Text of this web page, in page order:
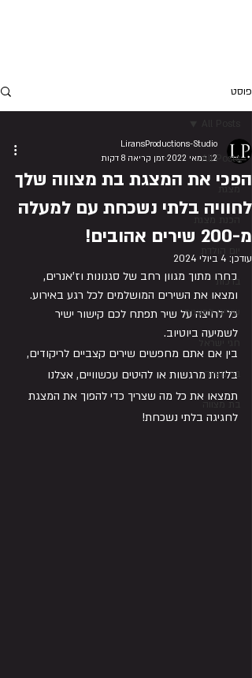
פוסט
All Posts
מצגת
ברכות
שירים למצגות
בר מצווה
הפכי את המצגת בת מצווה שלך
לחוויה בלתי נשכחת עם למעלה
מ-200 שירים אהובים!
LiransProductions-Studio
12 במאי 2022
זמן קריאה 8 דקות
עודכן: 4 ביולי 2024
בחרו מתוך מגוון רחב של סגנונות וז'אנרים,
ומצאו את השירים המושלמים לכל רגע באירוע.
כל לחיצה על שיר תפתח לכם קישור ישיר
לשמיעה ביוטיוב.
בין אם אתם מחפשים שירים קצביים לריקודים,
בלדות מרגשות או להיטים עכשוויים, אצלנו
תמצאו את כל מה שצריך כדי להפוך את המצגת
לחגיגה בלתי נשכחת!